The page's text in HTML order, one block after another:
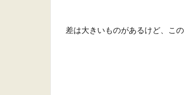
差は大きいものがあるけど、こ